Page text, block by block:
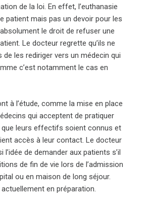
de la loi. En effet, l’euthanasie
patient mais pas un devoir pour les
le droit de refuser une
Le docteur regrette qu’ils ne
de les rediriger vers un médecin qui
c’est notamment le cas en
à l’étude, comme la mise en place
qui acceptent de pratiquer
que leurs effectifs soient connus et
accès à leur contact. Le docteur
l’idée de demander aux patients s’il
de fin de vie lors de l’admission
ou en maison de long séjour.
en préparation.